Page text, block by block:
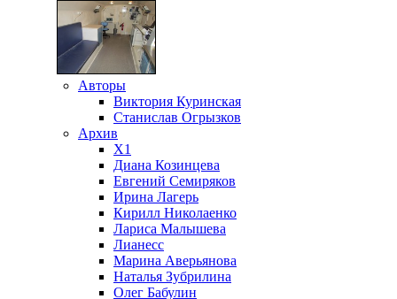
Авторы
Виктория Куринская
Станислав Огрызков
Архив
X1
Диана Козинцева
Евгений Семиряков
Ирина Лагерь
Кирилл Николаенко
Лариса Малышева
Лианесс
Марина Аверьянова
Наталья Зубрилина
Олег Бабулин